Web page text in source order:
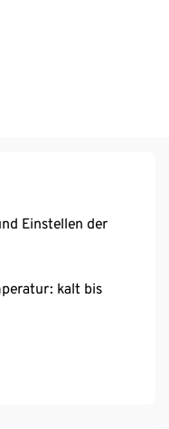
Einstellen der
kalt bis